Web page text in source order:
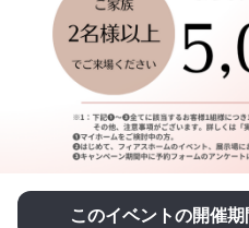
このイベントの開催期